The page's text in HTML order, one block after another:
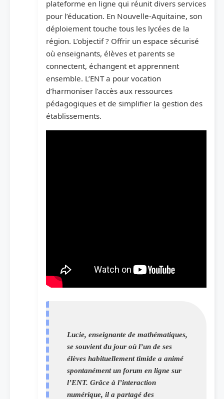
plateforme en ligne qui réunit divers services
pour l’éducation. En Nouvelle-Aquitaine, son
déploiement touche tous les lycées de la
région. L’objectif ? Offrir un espace sécurisé
où enseignants, élèves et parents se
connectent, échangent et apprennent
ensemble. L’ENT a pour vocation
d’harmoniser l’accès aux ressources
pédagogiques et de simplifier la gestion des
établissements.
Lucie, enseignante de mathématiques,
se souvient du jour où l’un de ses
élèves habituellement timide a animé
spontanément un forum en ligne sur
l’ENT. Grâce à l’interaction
numérique, il a partagé des